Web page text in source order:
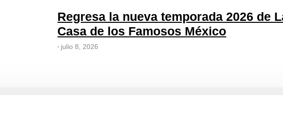
Regresa la nueva temporada 2026 de
Casa de los Famosos México
• julio 8, 2026